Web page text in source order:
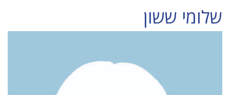
שלומי ששון